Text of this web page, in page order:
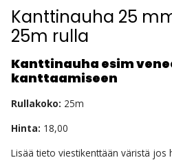
Kanttinauha 25
25m rulla
Kanttinauha esim
kanttaamiseen
Rullakoko: 25m
Hinta: 18,00
Lisää tieto viestikenttään väristä jos